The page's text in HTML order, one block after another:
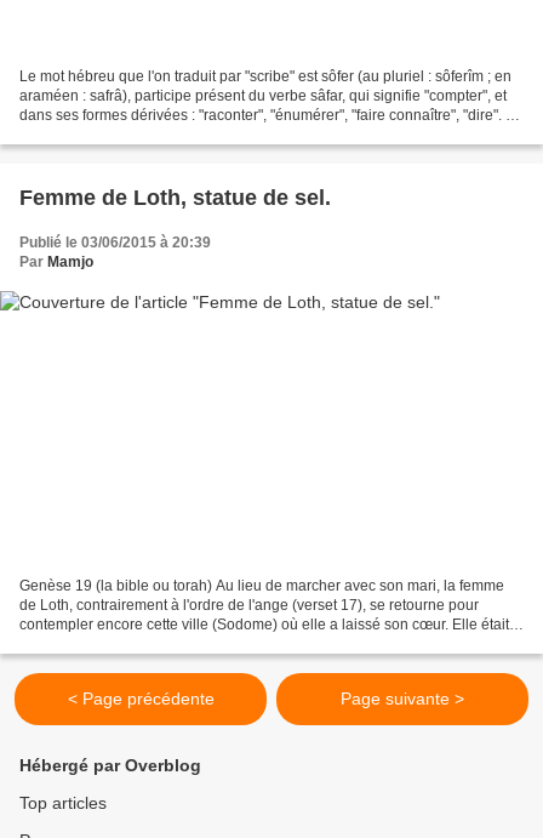
Le mot hébreu que l'on traduit par "scribe" est sôfer (au pluriel : sôferîm ; en
araméen : safrâ), participe présent du verbe sâfar, qui signifie "compter", et
dans ses formes dérivées : "raconter", "énumérer", "faire connaître", "dire". Le
Femme de Loth, statue de sel.
Publié le 03/06/2015 à 20:39
Par Mamjo
Genèse 19 (la bible ou torah) Au lieu de marcher avec son mari, la femme
de Loth, contrairement à l'ordre de l'ange (verset 17), se retourne pour
contempler encore cette ville (Sodome) où elle a laissé son cœur. Elle était
< Page précédente Page suivante >
Hébergé par Overblog
Top articles